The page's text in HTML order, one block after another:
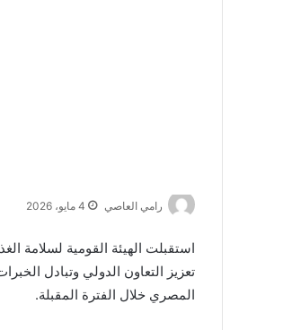
رامي العاصي 4 مايو، 2026
استقبلت الهيئة القومية لسلامة
تعزيز التعاون الدولي وتبادل
المصري خلال الفترة المقبلة.